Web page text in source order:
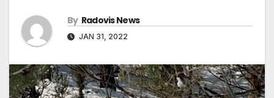
By Radovis News
JAN 31, 2022